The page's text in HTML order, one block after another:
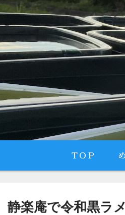
ＴＯＰ
静楽庵で令和黒ラ